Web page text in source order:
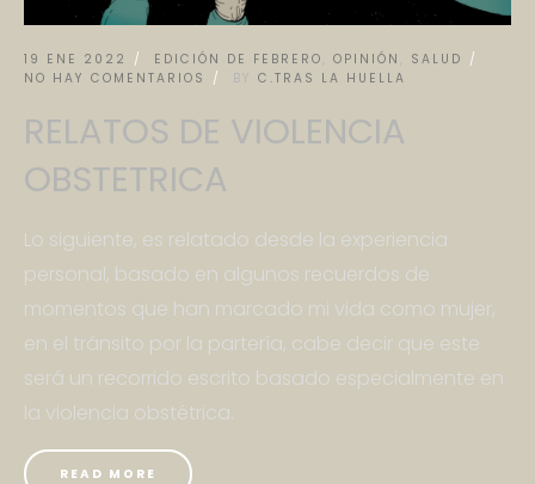
19 ENE 2022 EDICIÓN DE FEBRERO OPINIÓN
SALUD
NO HAY COMENTARIOS
BY C.TRAS LA HUELLA
RELATOS DE VIOLENCIA
OBSTETRICA
Lo siguiente, es relatado desde la experiencia
personal, basado en algunos recuerdos de
momentos que han marcado mi vida como mujer,
en el tránsito por la partería, cabe decir que este
será un recorrido escrito basado especialmente en
la violencia obstétrica.
READ MORE